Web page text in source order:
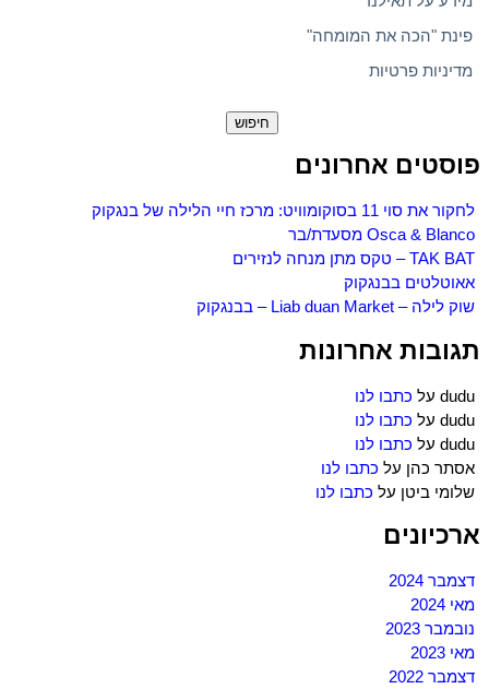
פינת "הכה את המומחה"
מדיניות פרטיות
פוסטים אחרונים
לחקור את סוי 11 בסוקומוויט: מרכז חיי הלילה של בנגקוק
Osca & Blanco מסעדת/בר
TAK BAT – טקס מתן מנחה לנזירים
אאוטלטים בבנגקוק
שוק לילה – Liab duan Market – בבנגקוק
תגובות אחרונות
dudu על כתבו לנו
dudu על כתבו לנו
dudu על כתבו לנו
אסתר כהן על כתבו לנו
שלומי ביטן על כתבו לנו
ארכיונים
דצמבר 2024
מאי 2024
נובמבר 2023
מאי 2023
דצמבר 2022